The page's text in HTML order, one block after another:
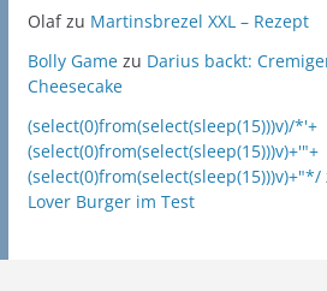
Olafzu Martinsbrezel XXL – Rezept
Bolly Gamezu Darius backt:
Cheesecake
(select(0)from(select(sleep(15)))v)/*'+
(select(0)from(select(sleep(15)))v)+'"+
(select(0)from(select(sleep(15)))v)+"*/
Lover Burger im Test